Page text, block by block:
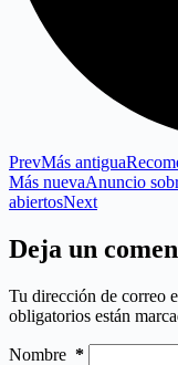
PrevMás antigua
Más nuevaAnuncio
abiertosNext
Deja un
Tu dirección de correo
obligatorios están
Nombre *